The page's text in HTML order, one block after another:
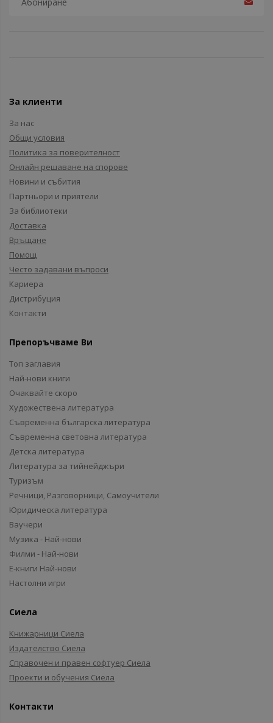
За клиенти
За нас
Общи условия
Политика за поверителност
Онлайн решаване на спорове
Новини и събития
Партньори и приятели
За библиотеки
Доставка
Връщане
Помощ
Често задавани въпроси
Кариера
Дистрибуция
Контакти
Препоръчваме Ви
Топ заглавия
Най-нови книги
Очаквайте скоро
Художествена литература
Съвременна българска литература
Съвременна световна литература
Детска литература
Литература за тийнейджъри
Туризъм
Речници, Разговорници, Самоучители
Юридическа литература
Ваучери
Музика - Най-нови
Филми - Най-нови
Е-книги Най-нови
Настолни игри
Сиела
Книжарници Сиела
Издателство Сиела
Справочен и правен софтуер Сиела
Проекти и обучения Сиела
Контакти